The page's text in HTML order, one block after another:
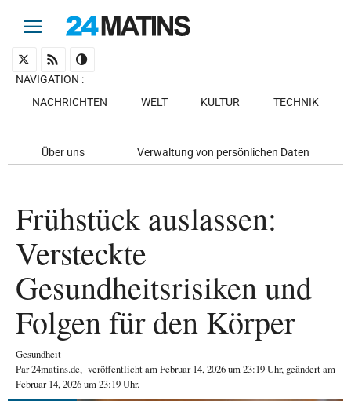
NAVIGATION :
NACHRICHTEN
WELT KULTUR TECHNIK
Über uns Verwaltung von persönlichen Daten
Frühstück auslassen:
Versteckte
Gesundheitsrisiken und
Folgen für den Körper
Gesundheit
Par24matins.de, veröffentlicht amFebruar 14, 2026um 23:19 Uhr, geändert am
Februar 14, 2026 um 23:19 Uhr.